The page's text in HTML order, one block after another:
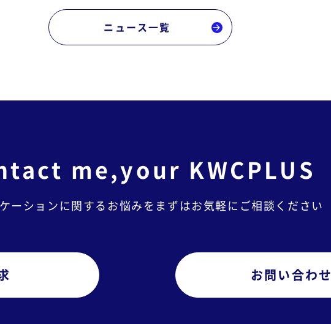
ニュース一覧
me,your KWCPLUS
ーションに関するお悩みを まずはお気軽にご相談ください
お問い合わせ